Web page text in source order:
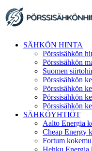
Skip
to
content
SÄHKÖN HINTA
Pörssisähkön
Pörssisähkön
Suomen
Pörssisähkön
Pörssisähkön
Pörssisähkön
Pörssisähkön
SÄHKÖYHTIÖT
Aalto Energia
Cheap Energy
Fortum
Hehku Energia